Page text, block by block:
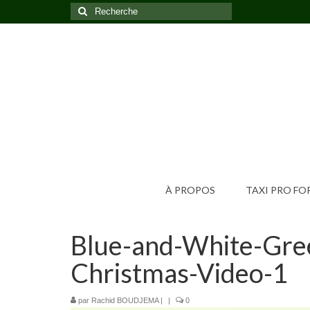
Rechercher
:
À PROPOS TAXI PRO
Blue-and-White-
Christmas-Video-1
par Rachid BOUDJEMA| | 0